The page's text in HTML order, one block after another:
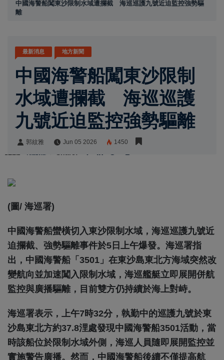
中國海警船闖東沙限制水域遭攔截 海巡巡護九號近迫監控強勢驅
離
最新消息 地方新聞
中國海警船闖東沙限制
水域遭攔截 海巡巡護
九號近迫監控強勢驅離
郭紋雅 Jun 05 2026 1450
(圖/ 海巡署)
中國海警船蠻橫切入東沙限制水域，海巡巡護九號近
迫攔截、強勢驅離事件於5日上午爆發。海巡署指
出，中國海警船「3501」在東沙島東北方海域突然改
變航向並加速闖入限制水域，海巡艦艇立即展開併航
監控與廣播驅離，目前雙方仍持續於海上對峙。
海巡署表示，上午7時32分，執勤中的巡護九號於東
沙島東北方約37.8浬處發現中國海警船3501活動，當
時該船位於限制水域外側，海巡人員隨即展開監控並
實施警告廣播。然而，中國海警船後續不僅提高航